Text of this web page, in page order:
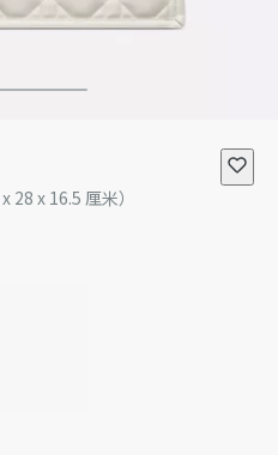
x 16.5 厘米）